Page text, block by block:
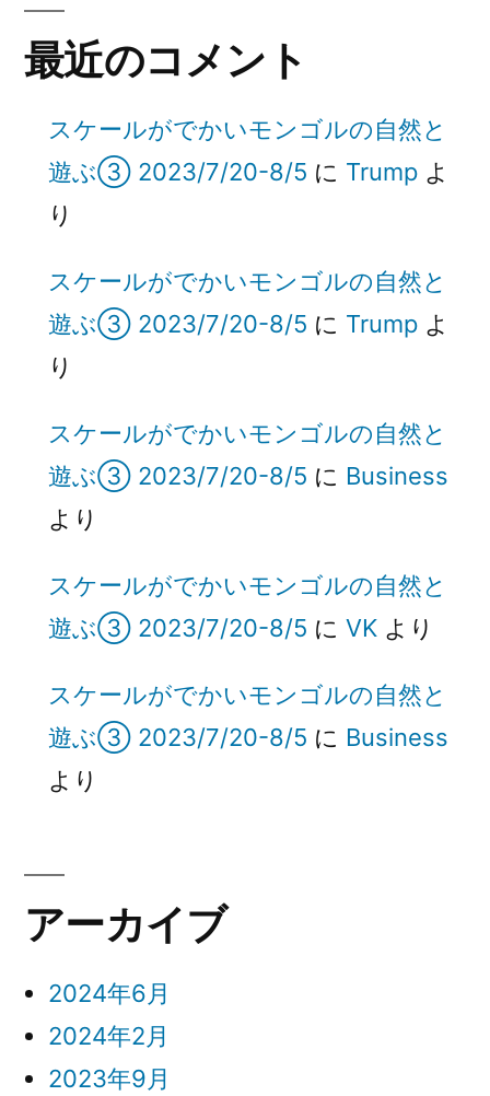
最近のコメント
スケールがでかいモンゴルの自然と
遊ぶ③ 2023/7/20-8/5 に Trump よ
り
スケールがでかいモンゴルの自然と
遊ぶ③ 2023/7/20-8/5 に Trump よ
り
スケールがでかいモンゴルの自然と
遊ぶ③ 2023/7/20-8/5 に Business
より
スケールがでかいモンゴルの自然と
遊ぶ③ 2023/7/20-8/5 に VK より
スケールがでかいモンゴルの自然と
遊ぶ③ 2023/7/20-8/5 に Business
より
アーカイブ
2024年6月
2024年2月
2023年9月